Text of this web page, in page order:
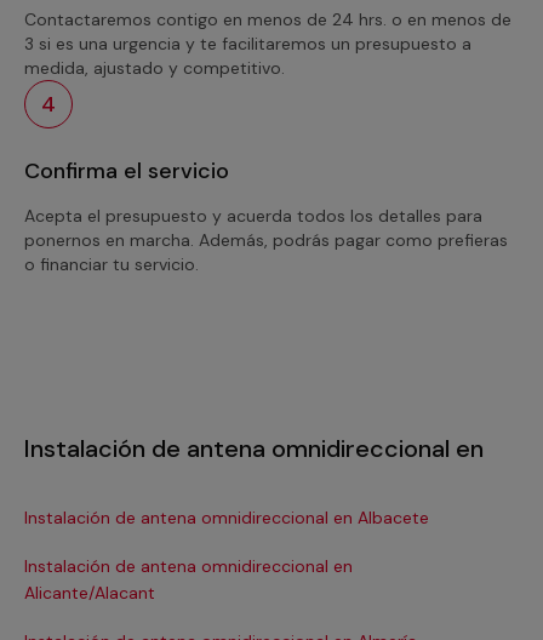
Contactaremos contigo en menos de 24 hrs. o en menos de
3 si es una urgencia y te facilitaremos un presupuesto a
medida, ajustado y competitivo.
4
Confirma el servicio
Acepta el presupuesto y acuerda todos los detalles para
ponernos en marcha. Además, podrás pagar como prefieras
o financiar tu servicio.
Instalación de antena omnidireccional en
Instalación de antena omnidireccional en Albacete
Instalación de antena omnidireccional en
Alicante/Alacant